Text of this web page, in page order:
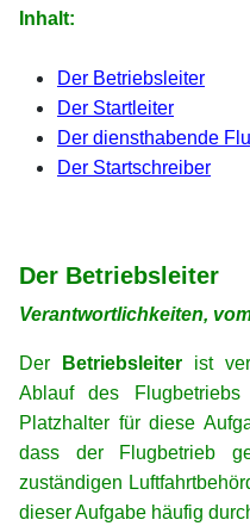
Inhalt:
Der Betriebsleiter
Der Startleiter
Der diensthabende
Der Startschreiber
Der Betriebsleiter
Verantwortlichkeiten,
Der Betriebsleiter ist
Ablauf des
Platzhalter für diese
dass der Flugbetrieb
zuständigen
dieser Aufgabe häufig